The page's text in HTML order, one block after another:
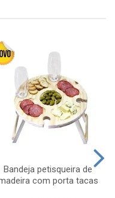
Bandeja petisqueira de
com porta tacas